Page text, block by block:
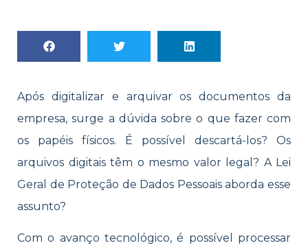
Após digitalizar e arquivar os documentos da
empresa, surge a dúvida sobre o que fazer com
os papéis físicos. É possível descartá-los? Os
arquivos digitais têm o mesmo valor legal? A Lei
Geral de Proteção de Dados Pessoais aborda esse
assunto?
Com o avanço tecnológico, é possível processar